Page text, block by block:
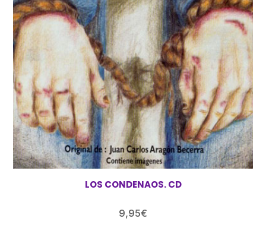
LOS CONDENAOS. CD
9,95€